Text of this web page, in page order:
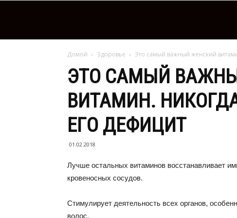
Домой Здоровье Это самый важный женский
ЭТО САМЫЙ
ВИТАМИН.
ЕГО ДЕФИЦИТ
01.02.2018
Лучше остальных витаминов восстанавливает
кровеносных сосудов.
Стимулирует деятельность всех органов,
волос.